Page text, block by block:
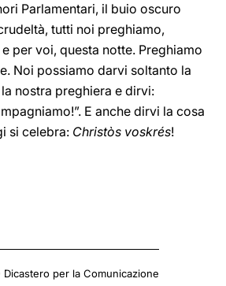
Parlamentari, il buio oscuro
tutti noi preghiamo,
per voi, questa notte. Preghiamo
Noi possiamo darvi soltanto la
nostra preghiera e dirvi:
E anche dirvi la cosa
si celebra: Christòs voskrés!
per la Comunicazione